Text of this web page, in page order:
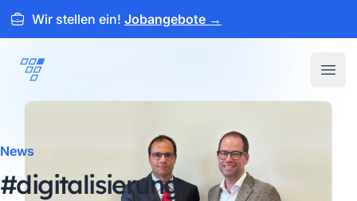
Wir stellen ein! Jobangebote →
ARTEMEON
News
#digitalisierung